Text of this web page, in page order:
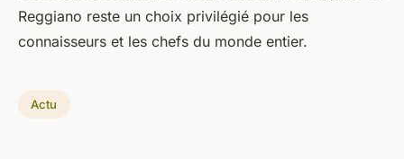
Reggiano reste un choix privilégié pour les
connaisseurs et les chefs du monde entier.
Actu